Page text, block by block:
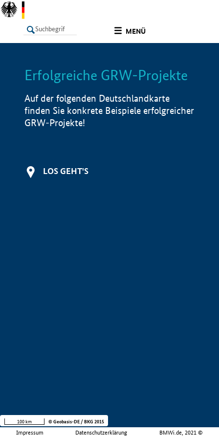
MENÜ
LISTE Info
Erfolgreiche GRW-Projekte
Auf der folgenden Deutschlandkarte
finden Sie konkrete Beispiele erfolgreicher
GRW-Projekte!
LOS GEHT'S
Impressum Datenschutzerklärung BMWi.de, 2021 ©
100 km © Geobasis-DE / BKG 2015